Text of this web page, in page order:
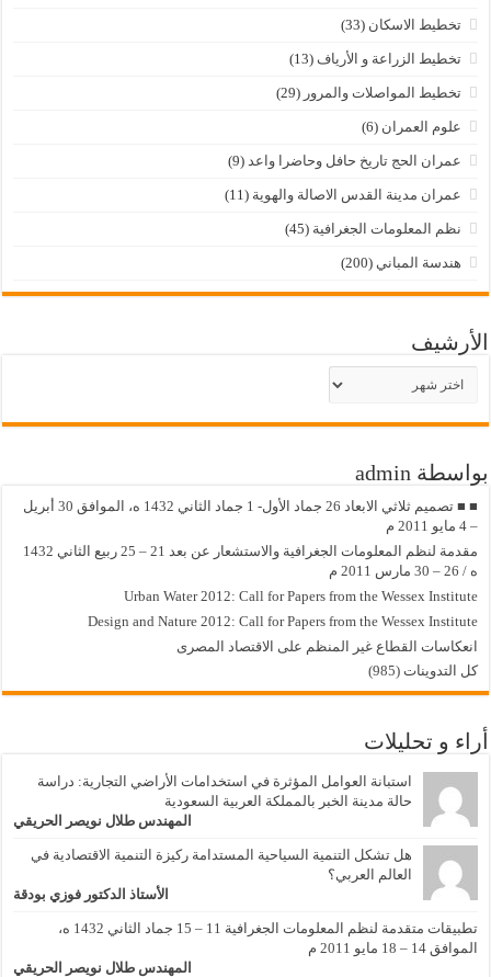
تخطيط الاسكان (33)
تخطيط الزراعة و الأرياف (13)
تخطيط المواصلات والمرور (29)
علوم العمران (6)
عمران الحج تاريخ حافل وحاضرا واعد (9)
عمران مدينة القدس الاصالة والهوية (11)
نظم المعلومات الجغرافية (45)
هندسة المباني (200)
الأرشيف
بواسطة admin
■ ■ تصميم ثلاثي الابعاد 26 جماد الأول- 1 جماد الثاني 1432 ه، الموافق 30 أبريل
– 4 مايو 2011 م
مقدمة لنظم المعلومات الجغرافية والاستشعار عن بعد 21 – 25 ربيع الثاني 1432
ه / 26 – 30 مارس 2011 م
Urban Water 2012: Call for Papers from the Wessex Institute
Design and Nature 2012: Call for Papers from the Wessex Institute‏
انعكاسات القطاع غير المنظم على الاقتصاد المصرى
كل التدوينات (985)
أراء و تحليلات
استبانة العوامل المؤثرة في استخدامات الأراضي التجارية: دراسة
حالة مدينة الخبر بالمملكة العربية السعودية
المهندس طلال نويصر الحريقي
هل تشكل التنمية السياحية المستدامة ركيزة التنمية الاقتصادية في
العالم العربي؟
الأستاذ الدكتور فوزي بودقة
تطبيقات متقدمة لنظم المعلومات الجغرافية 11 – 15 جماد الثاني 1432 ه،
الموافق 14 – 18 مايو 2011 م
المهندس طلال نويصر الحريقي